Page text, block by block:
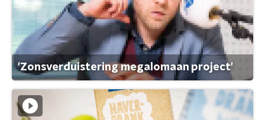
'Zonsverduistering megalomaan project'